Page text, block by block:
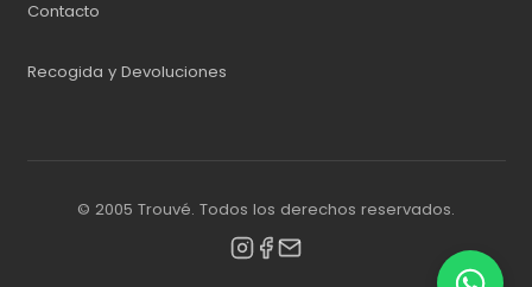
Contacto
Recogida y Devoluciones
© 2005 Trouvé. Todos los derechos reservados.